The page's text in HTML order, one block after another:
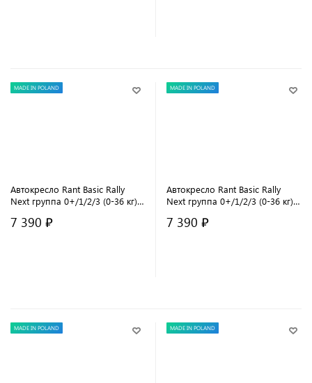
MADE IN POLAND
Автокресло Rant Basic Rally
Next группа 0+/1/2/3 (0-36 кг)
7 390 ₽
MADE IN POLAND
Автокресло Rant Basic Rally
Next группа 0+/1/2/3 (0-36 кг)
7 390 ₽
MADE IN POLAND MADE IN POLAND